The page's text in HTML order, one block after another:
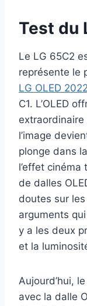
Test du
Le LG 65C2
représente le
LG OLED 2022
C1. L’OLED
l’image
plonge dans
l’effet
de dalles
doutes sur les
arguments
y a les deux
et la
Aujourd’hui,
avec la dalle